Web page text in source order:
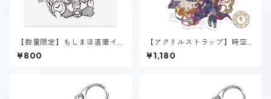
【数量限定】もしまほ直筆イ
ラスト
¥800
【アクリルストラップ】時空
間魔法α~Spatiotemporal~
¥1,180